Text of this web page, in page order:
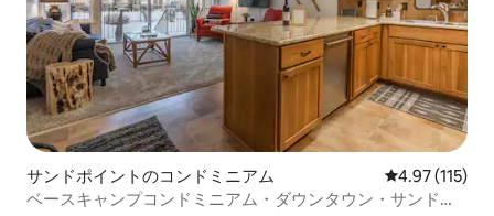
サンドポイントのコンドミニアム レビュー115
4.97 (115)
ベースキャンプコンドミニアム・ダウンタウン・サンドポ